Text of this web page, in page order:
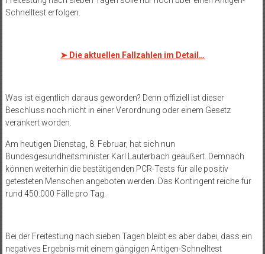
Schnelltest erfolgen.
➤ Die aktuellen Fallzahlen im Detail…
Was ist eigentlich daraus geworden? Denn offiziell ist dieser
Beschluss noch nicht in einer Verordnung oder einem Gesetz
verankert worden.
Am heutigen Dienstag, 8. Februar, hat sich nun
Bundesgesundheitsminister Karl Lauterbach geäußert. Demnach
können weiterhin die bestätigenden PCR-Tests für alle positiv
getesteten Menschen angeboten werden. Das Kontingent reiche für
rund 450.000 Fälle pro Tag.
Bei der Freitestung nach sieben Tagen bleibt es aber dabei, dass ein
negatives Ergebnis mit einem gängigen Antigen-Schnelltest